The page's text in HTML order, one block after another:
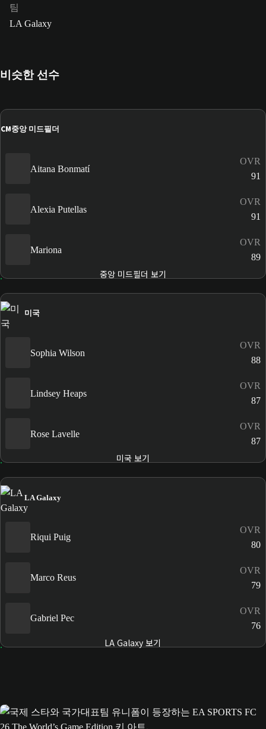
팀
LA Galaxy
비슷한 선수
CM중앙 미드필더
Aitana Bonmatí
OVR
91
Alexia Putellas
OVR
91
Mariona
OVR
89
중앙 미드필더 보기
미국
Sophia Wilson
OVR
88
Lindsey Heaps
OVR
87
Rose Lavelle
OVR
87
미국 보기
LA Galaxy
Riqui Puig
OVR
80
Marco Reus
OVR
79
Gabriel Pec
OVR
76
LA Galaxy 보기